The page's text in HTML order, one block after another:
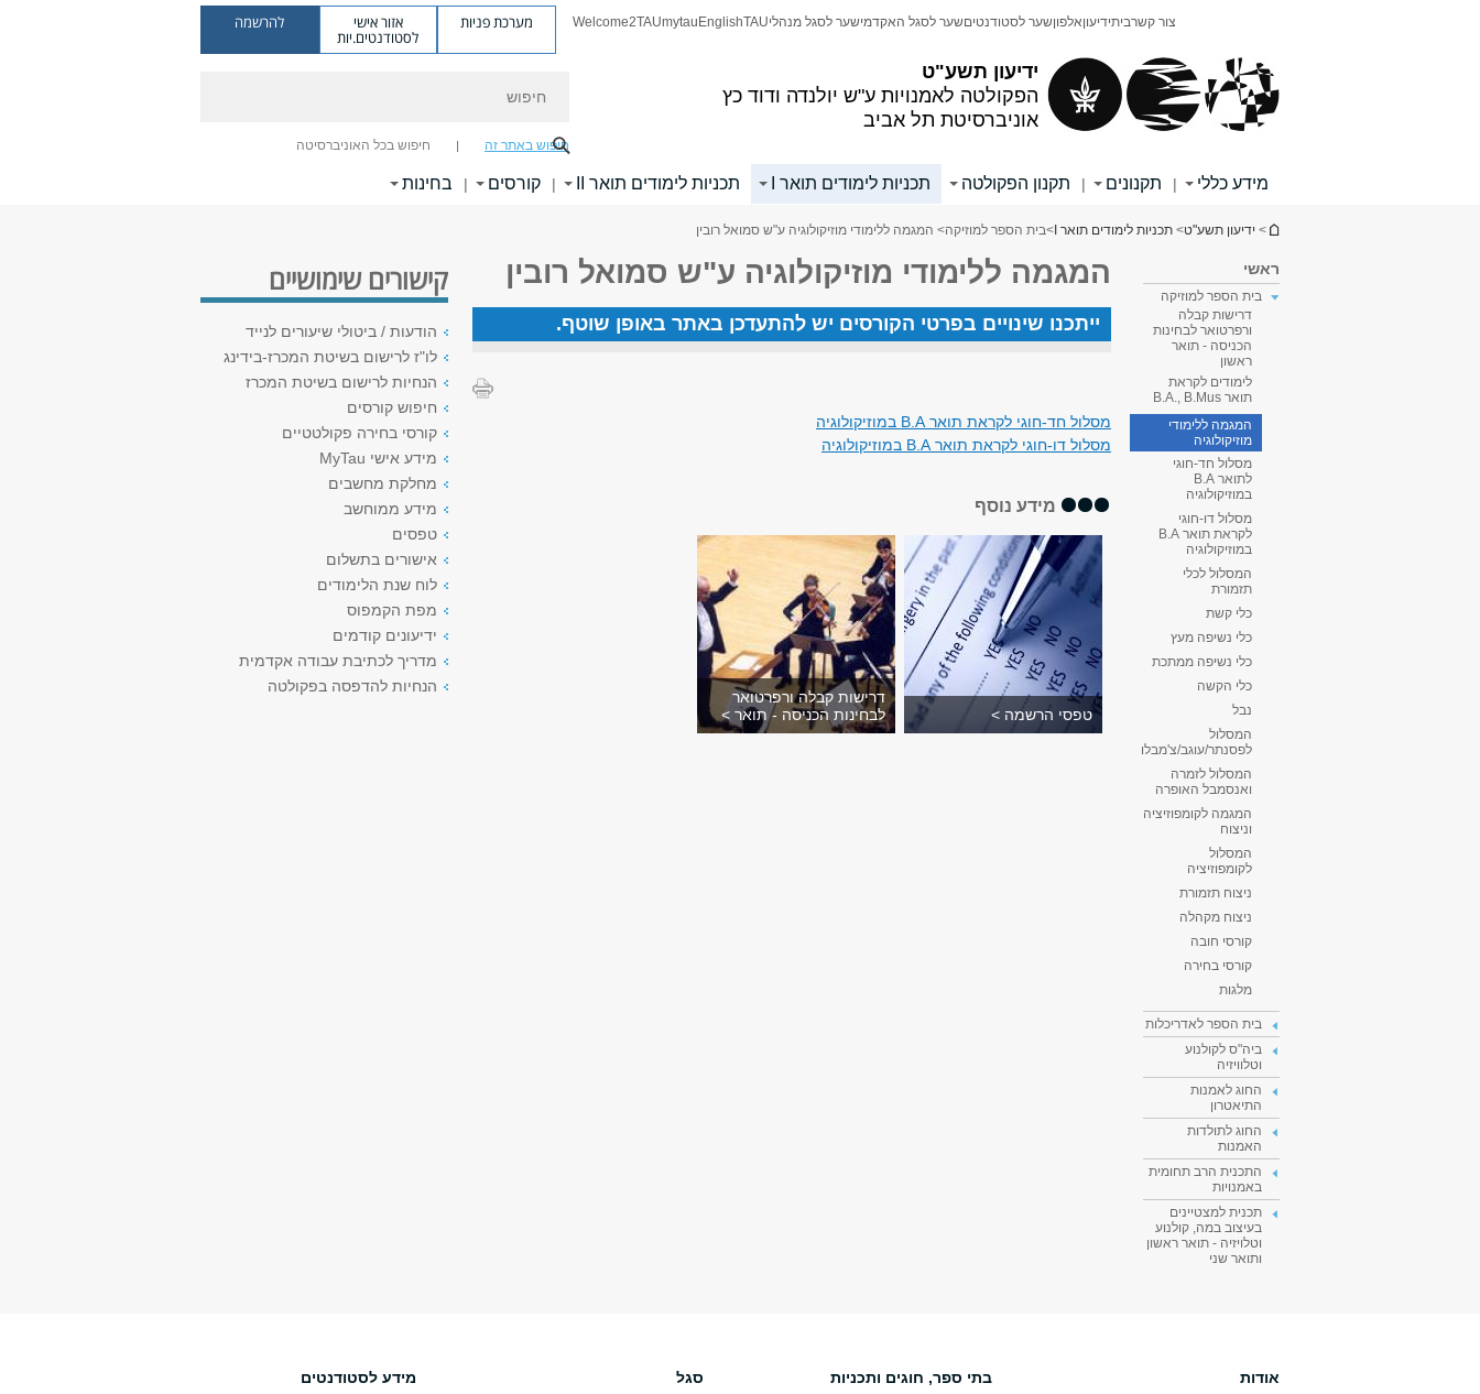
ידיעון תשע"ט
הפקולטה לאמנויות ע"ש יולנדה ודוד כץ
אוניברסיטת תל אביב
צור קשרביתידיעוןאלפוןשער לסטודנטיםשער לסגל האקדמישער לסגל מנהליTAU
English
mytau
Welcome2TAU מערכת פניות אזור אישי
לסטודנטים.יות
להרשמה
חיפוש באתר זה חיפוש בכל האוניברסיטה
מידע כללי | תקנונים | תקנון הפקולטה תכניות לימודים תואר I תכניות לימודים תואר II | קורסים | בחינות
הינך נמצא כאן
> ידיעון תשע"ט> תכניות לימודים תואר I >בית הספר למוזיקה> המגמה ללימודי מוזיקולוגיה ע"ש סמואל רובין
ראשי
בית הספר למוזיקה
דרישות קבלה
ורפרטואר לבחינות
הכניסה - תואר
ראשון
לימודים לקראת
תואר B.A., B.Mus
המגמה ללימודי
מוזיקולוגיה
מסלול חד-חוגי
לתואר B.A
במוזיקולוגיה
מסלול דו-חוגי
לקראת תואר B.A
במוזיקולוגיה
המסלול לכלי
תזמורת
כלי קשת
כלי נשיפה מעץ
כלי נשיפה ממתכת
כלי הקשה
נבל
המסלול
לפסנתר/עוגב/צ'מבלו
המסלול לזמרה
ואנסמבל האופרה
המגמה לקומפוזיציה
וניצוח
המסלול
לקומפוזיציה
ניצוח תזמורת
ניצוח מקהלה
קורסי חובה
קורסי בחירה
מלגות
בית הספר לאדריכלות
ביה"ס לקולנוע
וטלוויזיה
החוג לאמנות
התיאטרון
החוג לתולדות
האמנות
התכנית הרב תחומית
באמנויות
תכנית למצטיינים
בעיצוב במה, קולנוע
וטלויזיה - תואר ראשון
ותואר שני
המגמה ללימודי מוזיקולוגיה ע"ש סמואל רובין
ייתכנו שינויים בפרטי הקורסים יש להתעדכן באתר באופן שוטף.
מסלול חד-חוגי לקראת תואר B.A במוזיקולוגיה
מסלול דו-חוגי לקראת תואר B.A במוזיקולוגיה
מידע נוסף
טפסי הרשמה >
דרישות קבלה ורפרטואר
לבחינות הכניסה - תואר >
קישורים שימושיים
הודעות / ביטולי שיעורים לנייד
לו"ז לרישום בשיטת המכרז-בידינג
הנחיות לרישום בשיטת המכרז
חיפוש קורסים
קורסי בחירה פקולטטיים
מידע אישי MyTau
מחלקת מחשבים
מידע ממוחשב
טפסים
אישורים בתשלום
לוח שנת הלימודים
מפת הקמפוס
ידיעונים קודמים
מדריך לכתיבת עבודה אקדמית
הנחיות להדפסה בפקולטה
אודות
בתי ספר, חוגים ותכניות
סגל
מידע לסטודנטים